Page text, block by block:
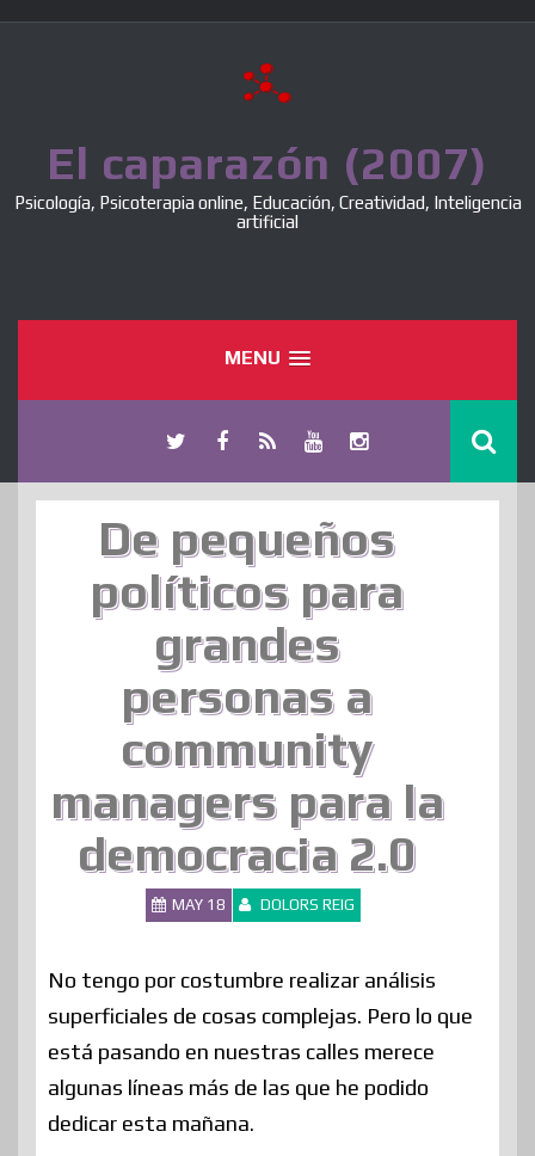
El caparazón (2007)
Psicología, Psicoterapia online, Educación, Creatividad, Inteligencia
artificial
MENU
De pequeños
políticos para
grandes
personas a
community
managers para la
democracia 2.0
MAY 18 DOLORS REIG
No tengo por costumbre realizar análisis
superficiales de cosas complejas. Pero lo que
está pasando en nuestras calles merece
algunas líneas más de las que he podido
dedicar esta mañana.